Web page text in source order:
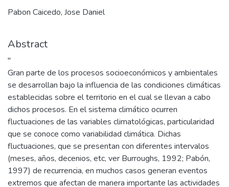
Pabon Caicedo, Jose Daniel
Abstract
"
Gran parte de los procesos socioeconómicos y ambientales
se desarrollan bajo la influencia de las condiciones climáticas
establecidas sobre el territorio en el cual se llevan a cabo
dichos procesos. En el sistema climático ocurren
fluctuaciones de las variables climatológicas, particularidad
que se conoce como variabilidad climática. Dichas
fluctuaciones, que se presentan con diferentes intervalos
(meses, años, decenios, etc, ver Burroughs, 1992; Pabón,
1997) de recurrencia, en muchos casos generan eventos
extremos que afectan de manera importante las actividades